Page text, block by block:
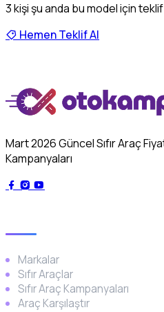
3kişi şu anda bu model için
Hemen Teklif Al
Mart 2026 Güncel Sıfır Araç
Kampanyaları
Markalar
Sıfır Araçlar
Sıfır Araç Kampanyaları
Araç Karşılaştır